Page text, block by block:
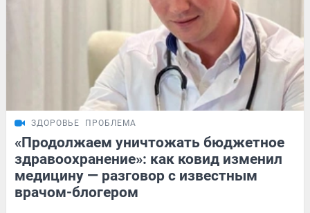
ЗДОРОВЬЕ ПРОБЛЕМА
«Продолжаем уничтожать бюджетное
здравоохранение»: как ковид изменил
медицину — разговор с известным
врачом-блогером